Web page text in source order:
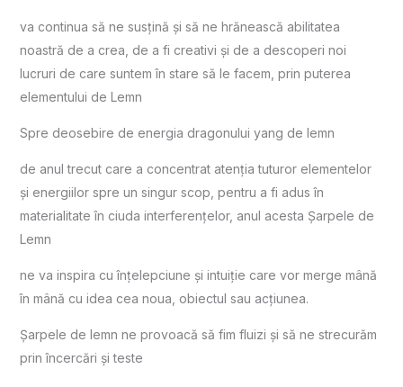
va continua să ne susțină și să ne hrănească abilitatea
noastră de a crea, de a fi creativi și de a descoperi noi
lucruri de care suntem în stare să le facem, prin puterea
elementului de Lemn
Spre deosebire de energia dragonului yang de lemn
de anul trecut care a concentrat atenția tuturor elementelor
și energiilor spre un singur scop, pentru a fi adus în
materialitate în ciuda interferențelor, anul acesta Șarpele de
Lemn
ne va inspira cu înțelepciune și intuiție care vor merge mână
în mână cu idea cea noua, obiectul sau acțiunea.
Șarpele de lemn ne provoacă să fim fluizi și să ne strecurăm
prin încercări și teste